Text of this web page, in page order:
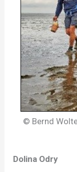
© Bernd
Dolina Odry